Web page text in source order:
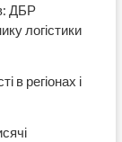
ДБР
логістики
в регіонах і